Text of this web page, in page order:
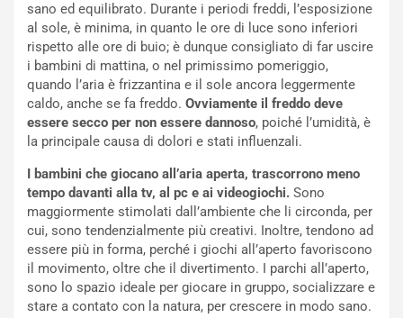
sano ed equilibrato. Durante i periodi freddi, l’esposizione
al sole, è minima, in quanto le ore di luce sono inferiori
rispetto alle ore di buio; è dunque consigliato di far uscire
i bambini di mattina, o nel primissimo pomeriggio,
quando l’aria è frizzantina e il sole ancora leggermente
caldo, anche se fa freddo. Ovviamente il freddo deve
essere secco per non essere dannoso, poiché l’umidità, è
la principale causa di dolori e stati influenzali.
I bambini che giocano all’aria aperta, trascorrono meno
tempo davanti alla tv, al pc e ai videogiochi. Sono
maggiormente stimolati dall’ambiente che li circonda, per
cui, sono tendenzialmente più creativi. Inoltre, tendono ad
essere più in forma, perché i giochi all’aperto favoriscono
il movimento, oltre che il divertimento. I parchi all’aperto,
sono lo spazio ideale per giocare in gruppo, socializzare e
stare a contato con la natura, per crescere in modo sano.